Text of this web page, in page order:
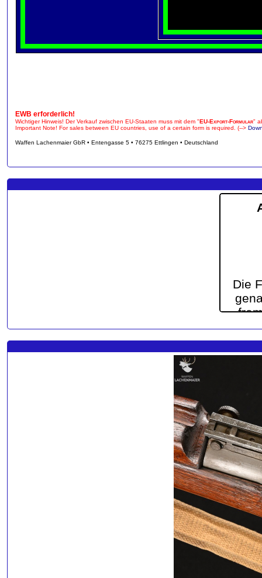
EWB erforderlich!
Wichtiger Hinweis! Der Verkauf zwischen EU-Staaten muss mit dem "EU-Export-Formular"
Important Note! For sales between EU countries, use of a certain form is required. (-->
Waffen Lachenmaier GbR • Entengasse 5 • 76275 Ettlingen • Deutschland